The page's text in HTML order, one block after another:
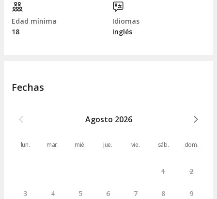
Edad mínima
18
Idiomas
Inglés
Fechas
Agosto 2026
lun. mar. mié. jue. vie. sáb. dom.
1 2
3 4 5 6 7 8 9